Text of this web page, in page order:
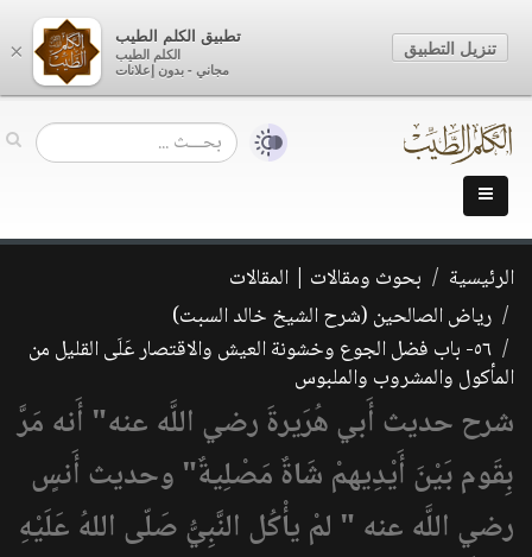
الرئيسية
بحوث ومقالات | المقالات
رياض الصالحين (شرح الشيخ خالد السبت)
٥٦- باب فضل الجوع وخشونة العيش والاقتصار عَلَى القليل من
المأكول والمشروب والملبوس
شرح حديث أَبي هُرَيرةَ رضي اللَّه عنه" أَنه مَرَّ
بِقَوم بَيْنَ أَيْدِيهمْ شَاةٌ مَصْلِيةٌ" وحديث أَنسٍ
رضي اللَّه عنه " لمْ يأْكُل النَّبِيُّ صَلّى اللهُ عَلَيْهِ
×
تطبيق الكلم الطيب
الكلم الطيب
مجاني - بدون إعلانات
تنزيل التطبيق